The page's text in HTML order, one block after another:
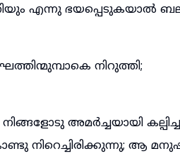
എന്നു ഭയപ്പെടുകയാൽ
നിറുത്തി;
അമർച്ചയായി
നിറെച്ചിരിക്കുന്നു; ആ